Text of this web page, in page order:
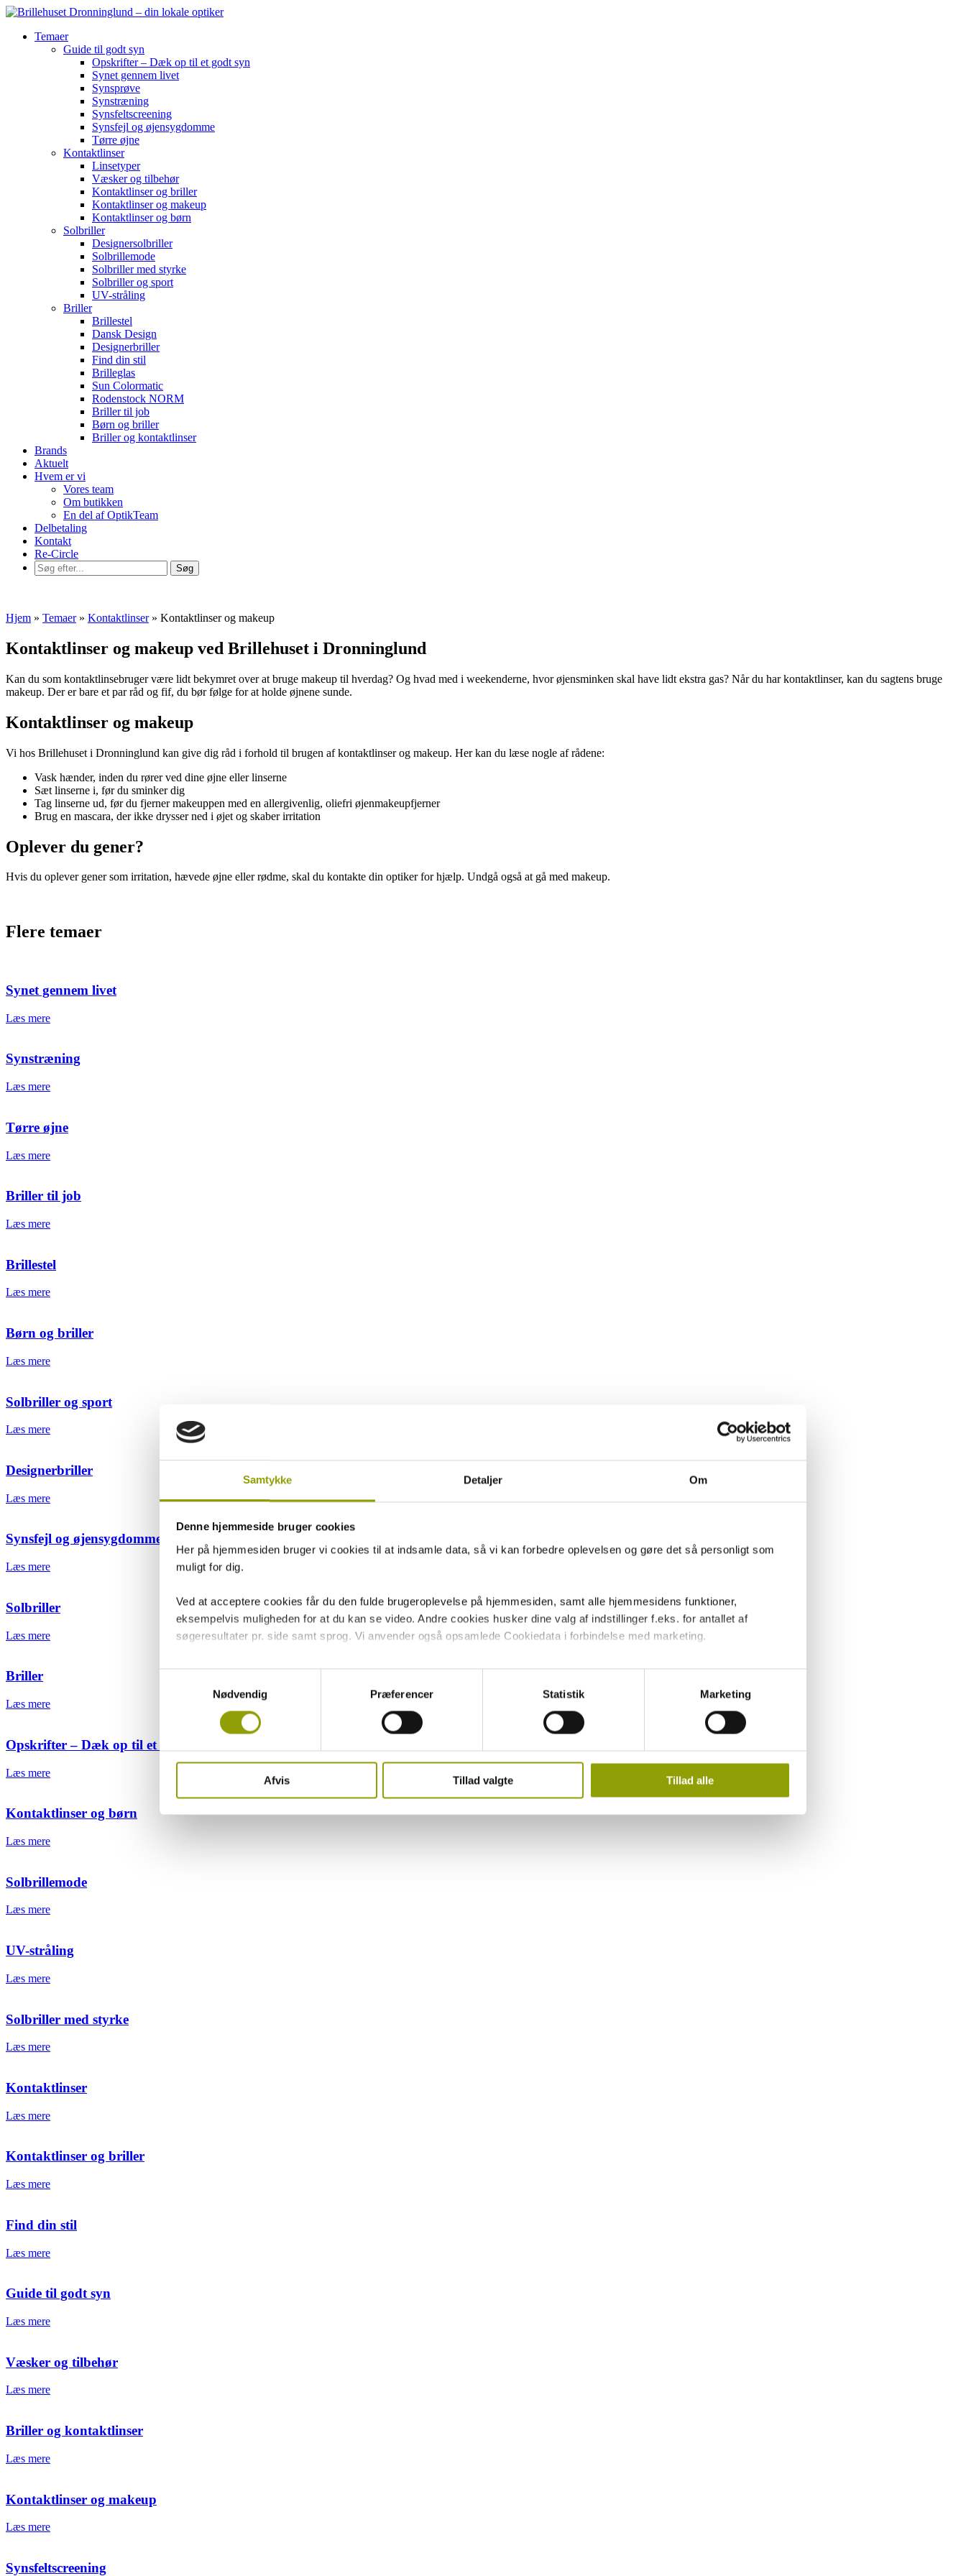
Samtykke Detaljer Om
Denne hjemmeside bruger cookies
Her på hjemmesiden bruger vi cookies til at indsamle data, så vi kan forbedre oplevelsen og gøre det så personligt som
muligt for dig.
Ved at acceptere cookies får du den fulde brugeroplevelse på hjemmesiden, samt alle hjemmesidens funktioner,
eksempelvis muligheden for at du kan se video. Andre cookies husker dine valg af indstillinger f.eks. for antallet af
søgeresultater pr. side samt sprog. Vi anvender også opsamlede Cookiedata i forbindelse med marketing.
Ved at trykke på 'Tillad alle' giver du samtykke til alle disse formål. Du kan også vælge at tilkendegive, hvilke formål du vil
give samtykke til ved at benytte checkboksene ud for formålet, og derefter trykke på 'Gem indstillinger'.
Du kan læse mere om vores brug af cookies og andre teknologier, samt om vores indsamling og behandling af
Nødvendig
Præferencer Statistik Marketing
Afvis Tillad valgte Tillad alle
Temaer
Guide til godt syn
Opskrifter – Dæk op til et godt syn
Synet gennem livet
Synsprøve
Synstræning
Synsfeltscreening
Synsfejl og øjensygdomme
Tørre øjne
Kontaktlinser
Linsetyper
Væsker og tilbehør
Kontaktlinser og briller
Kontaktlinser og makeup
Kontaktlinser og børn
Solbriller
Designersolbriller
Solbrillemode
Solbriller med styrke
Solbriller og sport
UV-stråling
Briller
Brillestel
Dansk Design
Designerbriller
Find din stil
Brilleglas
Sun Colormatic
Rodenstock NORM
Briller til job
Børn og briller
Briller og kontaktlinser
Brands
Aktuelt
Hvem er vi
Vores team
Om butikken
En del af OptikTeam
Delbetaling
Kontakt
Re-Circle
Hjem » Temaer» Kontaktlinser» Kontaktlinser og makeup
Kontaktlinser og makeup ved Brillehuset i Dronninglund
Kan du som kontaktlinsebruger være lidt bekymret over at bruge makeup til hverdag? Og hvad med i weekenderne, hvor øjensminken skal have lidt ekstra gas? Når du har kontaktlinser, kan du sagtens bruge
makeup. Der er bare et par råd og fif, du bør følge for at holde øjnene sunde.
Kontaktlinser og makeup
Vi hos Brillehuset i Dronninglund kan give dig råd i forhold til brugen af kontaktlinser og makeup. Her kan du læse nogle af rådene:
Vask hænder, inden du rører ved dine øjne eller linserne
Sæt linserne i, før du sminker dig
Tag linserne ud, før du fjerner makeuppen med en allergivenlig, oliefri øjenmakeupfjerner
Brug en mascara, der ikke drysser ned i øjet og skaber irritation
Oplever du gener?
Hvis du oplever gener som irritation, hævede øjne eller rødme, skal du kontakte din optiker for hjælp. Undgå også at gå med makeup.
Flere temaer
Synet gennem livet
Læs mere
Synstræning
Læs mere
Tørre øjne
Læs mere
Briller til job
Læs mere
Brillestel
Læs mere
Børn og briller
Læs mere
Solbriller og sport
Læs mere
Designerbriller
Læs mere
Synsfejl og øjensygdomme
Læs mere
Solbriller
Læs mere
Briller
Læs mere
Opskrifter – Dæk op til et godt syn
Læs mere
Kontaktlinser og børn
Læs mere
Solbrillemode
Læs mere
UV-stråling
Læs mere
Solbriller med styrke
Læs mere
Kontaktlinser
Læs mere
Kontaktlinser og briller
Læs mere
Find din stil
Læs mere
Guide til godt syn
Læs mere
Væsker og tilbehør
Læs mere
Briller og kontaktlinser
Læs mere
Kontaktlinser og makeup
Læs mere
Synsfeltscreening